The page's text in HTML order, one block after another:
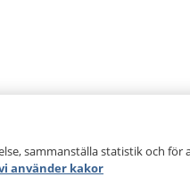
sammanställa statistik och för
använder kakor